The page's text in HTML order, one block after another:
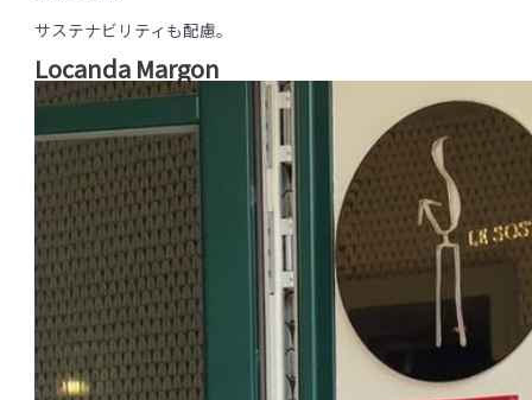
サステナビリティも配慮。
Locanda Margon